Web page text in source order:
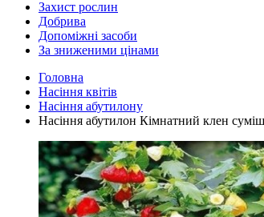
Захист рослин
Добрива
Допоміжні засоби
За зниженими цінами
Головна
Насіння квітів
Насіння абутилону
Насіння абутилон Кімнатний клен